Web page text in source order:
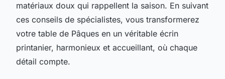
matériaux doux qui rappellent la saison. En suivant
ces conseils de spécialistes, vous transformerez
votre table de Pâques en un véritable écrin
printanier, harmonieux et accueillant, où chaque
détail compte.